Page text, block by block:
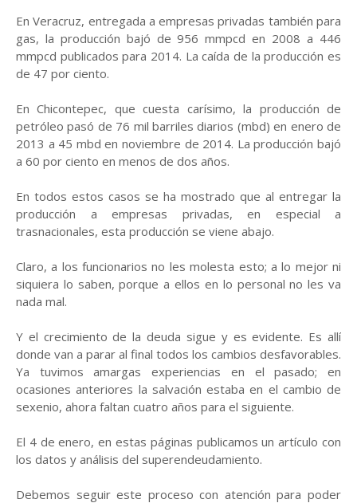
En Veracruz, entregada a empresas privadas también para
gas, la producción bajó de 956 mmpcd en 2008 a 446
mmpcd publicados para 2014. La caída de la producción es
de 47 por ciento.
En Chicontepec, que cuesta carísimo, la producción de
petróleo pasó de 76 mil barriles diarios (mbd) en enero de
2013 a 45 mbd en noviembre de 2014. La producción bajó
a 60 por ciento en menos de dos años.
En todos estos casos se ha mostrado que al entregar la
producción a empresas privadas, en especial a
trasnacionales, esta producción se viene abajo.
Claro, a los funcionarios no les molesta esto; a lo mejor ni
siquiera lo saben, porque a ellos en lo personal no les va
nada mal.
Y el crecimiento de la deuda sigue y es evidente. Es allí
donde van a parar al final todos los cambios desfavorables.
Ya tuvimos amargas experiencias en el pasado; en
ocasiones anteriores la salvación estaba en el cambio de
sexenio, ahora faltan cuatro años para el siguiente.
El 4 de enero, en estas páginas publicamos un artículo con
los datos y análisis del superendeudamiento.
Debemos seguir este proceso con atención para poder